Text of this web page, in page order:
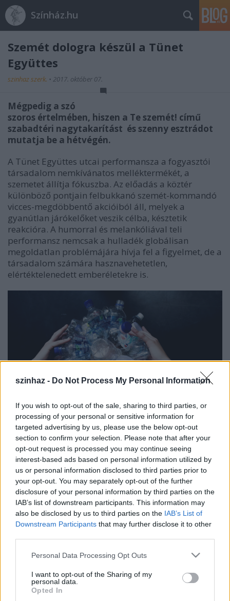
szinhaz - Do Not Process My Personal Information
If you wish to opt-out of the sale, sharing to third parties, or
processing of your personal or sensitive information for
targeted advertising by us, please use the below opt-out
section to confirm your selection. Please note that after your
opt-out request is processed you may continue seeing
interest-based ads based on personal information utilized by
us or personal information disclosed to third parties prior to
your opt-out. You may separately opt-out of the further
disclosure of your personal information by third parties on the
IAB’s list of downstream participants. This information may
also be disclosed by us to third parties on the IAB’s List of
Downstream Participants that may further disclose it to other
Please note that this website/app uses one or more Google
not limited to your visit or usage behaviour. You may click to
grant or deny consent to Google and its third-party tags to
use your data for below specified purposes in below Google
Personal Data Processing Opt Outs
I want to opt-out of the Sharing of my
personal data.
Opted In
Színház.hu
Szemét dologra készül a Tünet
Együttes
szinhaz szerk. • 2017. október 07.
Mégpedig a szó
szoros értelmében, hiszen a Te szemét! című
szabadtéri nagytakarítást és szenny esztrádot
mutatja be a hétvégén.
A Tünet Együttes utcai performansza a fogyasztói
társadalom nemkívánatos melléktermékét, a
szemetet állítja fókuszba. Az előadás a köztér
különböző pontjain felbukkanó szemét-kommandó
vicces-megdöbbentő akcióiból áll, melyek a
gyanútlan járókelőket veszik célba, késztetik
reakcióra. A humorral és melankóliával teli
performansz nemcsak a hulladék globálisan
megoldatlan problémájára hívja fel a figyelmet, de a
társadalom számára hasznavehetetlen,
elértéktelenedett emberéletekre is.
Te szemét!(fotó: Dusa Gábor)
A több évvel ezelőtt már bemutatott és több sikeres
fesztiválszereplést maga mögött tudó performansz
újraalkotói Czakó Máté és Szász Dániel. Előadói:
Békési-Szombati Anett, Gőz István, Horváth
Nóra, Ivanov Gábor és Szász Dániel.
A szenny esztrád október 7-én és 8-án, délután 4
6 órai kezdéssel – a CAFe Budapest fesztivál keretén
belül.